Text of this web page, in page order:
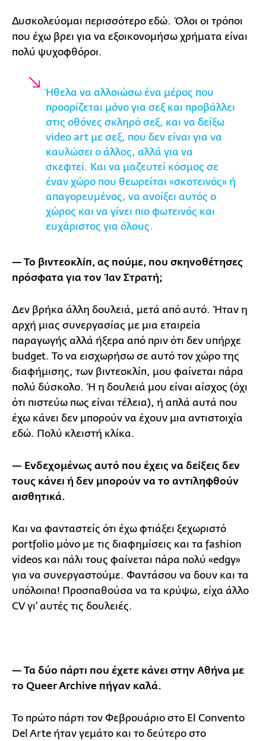
Δυσκολεύομαι περισσότερο εδώ. Όλοι οι τρόποι
που έχω βρει για να εξοικονομήσω χρήματα είναι
πολύ ψυχοφθόροι.
Ήθελα να αλλοιώσω ένα μέρος που
προορίζεται μόνο για σεξ και προβάλλει
στις οθόνες σκληρό σεξ, και να δείξω
video art με σεξ, που δεν είναι για να
καυλώσει ο άλλος, αλλά για να
σκεφτεί. Και να μαζευτεί κόσμος σε
έναν χώρο που θεωρείται «σκοτεινός» ή
απαγορευμένος, να ανοίξει αυτός ο
χώρος και να γίνει πιο φωτεινός και
ευχάριστος για όλους.
— Το βιντεοκλίπ, ας πούμε, που σκηνοθέτησες
πρόσφατα για τον Ίαν Στρατή;
Δεν βρήκα άλλη δουλειά, μετά από αυτό. Ήταν η
αρχή μιας συνεργασίας με μια εταιρεία
παραγωγής αλλά ήξερα από πριν ότι δεν υπήρχε
budget. Το να εισχωρήσω σε αυτό τον χώρο της
διαφήμισης, των βιντεοκλίπ, μου φαίνεται πάρα
πολύ δύσκολο. Ή η δουλειά μου είναι αίσχος (όχι
ότι πιστεύω πως είναι τέλεια), ή απλά αυτά που
έχω κάνει δεν μπορούν να έχουν μια αντιστοιχία
εδώ. Πολύ κλειστή κλίκα.
— Ενδεχομένως αυτό που έχεις να δείξεις δεν
τους κάνει ή δεν μπορούν να το αντιληφθούν
αισθητικά.
Και να φανταστείς ότι έχω φτιάξει ξεχωριστό
portfolio μόνο με τις διαφημίσεις και τα fashion
videos και πάλι τους φαίνεται πάρα πολύ «edgy»
για να συνεργαστούμε. Φαντάσου να δουν και τα
υπόλοιπα! Προσπαθούσα να τα κρύψω, είχα άλλο
CV γι’ αυτές τις δουλειές.
— Τα δύο πάρτι που έχετε κάνει στην Αθήνα με
το Queer Archive πήγαν καλά.
Το πρώτο πάρτι τον Φεβρουάριο στο El Convento
Del Arte ήταν γεμάτο και το δεύτερο στο